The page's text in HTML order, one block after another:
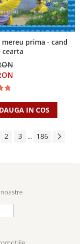
mereu prima - cand
IN COS
2 3 ... 186